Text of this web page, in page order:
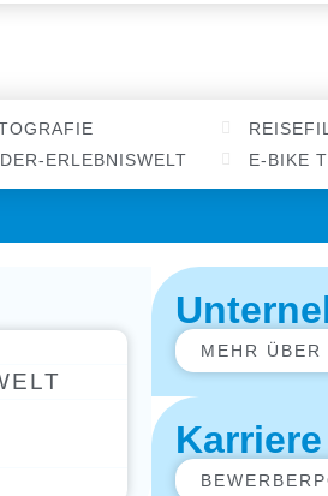
ERLEBNISWELT
E-BIKE
MEHR ÜBER
Karriere